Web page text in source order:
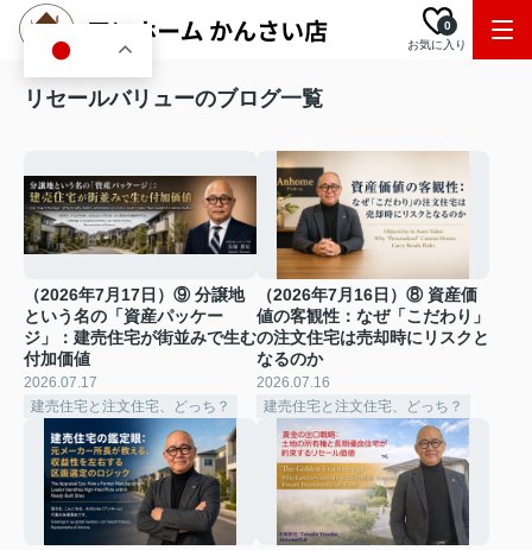
お気に入り
0
リセールバリューのブログ一覧
（2026年7月17日）⑨ 分譲地
という名の「資産パッケー
ジ」：建売住宅が街並みで生む
付加価値
2026.07.17
建売住宅と注文住宅、どっち？
（2026年7月16日）⑧ 資産価
値の客観性：なぜ「こだわり」
の注文住宅は売却時にリスクと
なるのか
2026.07.16
建売住宅と注文住宅、どっち？